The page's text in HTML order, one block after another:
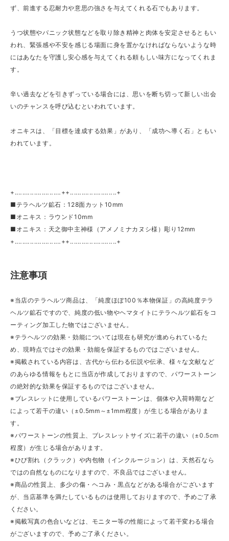
ず、前進する忍耐力や意思の強さを与えてくれる石でもあります。
うつ状態やパニック状態などを取り除き精神と肉体を安定させるともい
われ、緊張感や不安を感じる場面に身を置かなければならないような時
にはあなたを守護し安心感を与えてくれる頼もしい味方になってくれま
す。
辛い過去などを引きずっている場合には、思いを断ち切って新しい出会
いのチャンスを呼び込むといわれています。
オニキスは、「目標を達成する効果」があり、「成功へ導く石」ともい
われています。
+‥‥‥‥‥‥‥‥‥‥‥‥++‥‥‥‥‥‥‥‥‥‥‥‥+
■テラヘルツ鉱石：128面カット10mm
■オニキス：ラウンド10mm
■オニキス：天之御中主神様（アメノミナカヌシ様）彫り12mm
+‥‥‥‥‥‥‥‥‥‥‥‥++‥‥‥‥‥‥‥‥‥‥‥‥+
注意事項
※当店のテラヘルツ商品は、「純度ほぼ100％本物保証」の高純度テラ
ヘルツ鉱石ですので、純度の低い物やヘマタイトにテラヘルツ鉱石をコ
ーティング加工した物ではございません。
※テラヘルツの効果・効能については現在も研究が進められているた
め、現時点ではその効果・効能を保証するものではございません。
※掲載されている内容は、古代から伝わる伝説や伝承、様々な文献など
のあらゆる情報をもとに当店が作成しておりますので、パワーストーン
の絶対的な効果を保証するものではございません。
※ブレスレットに使用しているパワーストーンは、個体や入荷時期など
によって若干の違い（±0.5mm～±1mm程度）が生じる場合がありま
す。
※パワーストーンの性質上、ブレスレットサイズに若干の違い（±0.5cm
程度）が生じる場合があります。
※ひび割れ（クラック）や内包物（インクルージョン）は、天然石なら
ではの自然なものになりますので、不良品ではございません。
※商品の性質上、多少の傷・ヘコみ・黒点などがある場合がございます
が、当店基準を満たしているものは使用しておりますので、予めご了承
ください。
※掲載写真の色合いなどは、モニター等の性能によって若干変わる場合
がございますので、予めご了承ください。